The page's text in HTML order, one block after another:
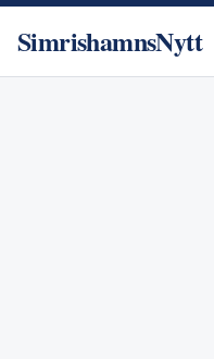
SimrishamnsNytt